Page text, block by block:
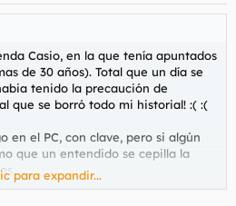
Casio, en la que tenía apuntados
de 30 años). Total que un día se
tenido la precaución de
que se borró todo mi historial! :( :(
en el PC, con clave, pero si algún
que un entendido se cepilla la
un disco duro externo.
para expandir...